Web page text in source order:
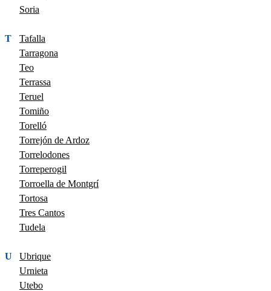
Soria
T
Tafalla
Tarragona
Teo
Terrassa
Teruel
Tomiño
Torelló
Torrejón de Ardoz
Torrelodones
Torreperogil
Torroella de Montgrí
Tortosa
Tres Cantos
Tudela
U
Ubrique
Urnieta
Utebo